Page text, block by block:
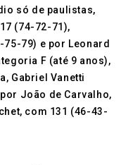
só de paulistas,
(74-72-71),
79) e por Leonard
F (até 9 anos),
Gabriel Vanetti
João de Carvalho,
com 131 (46-43-